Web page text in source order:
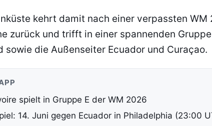
kehrt damit nach einer verpassten
zurück und trifft in einer spannenden
sowie die Außenseiter Ecuador und Curaçao.
spielt in Gruppe E der WM 2026
14. Juni gegen Ecuador in Philadelphia (23:00